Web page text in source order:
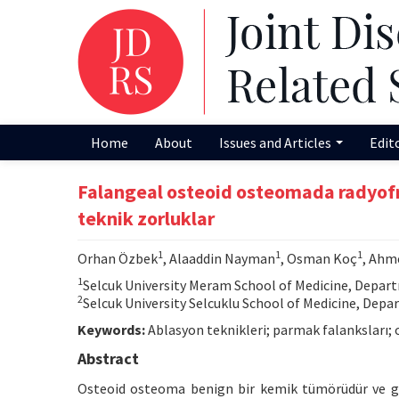
Home About Issues and Articles
Falangeal osteoid osteomada
teknik zorluklar
Orhan Özbek1, Alaaddin Nayman1, Osman Koç1,
1Selcuk University Meram School of Medicine,
2Selcuk University Selcuklu School of Medicine,
Keywords:Ablasyon teknikleri; parmak falanksları;
Abstract
Osteoid osteoma benign bir kemik tümörüdür ve